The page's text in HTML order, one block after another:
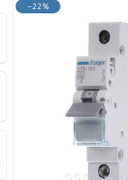
–22%